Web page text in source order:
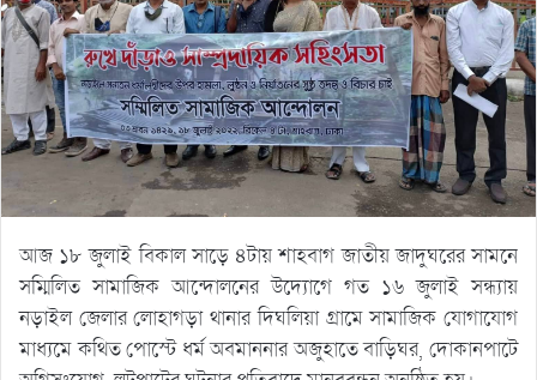
আজ ১৮ জুলাই বিকাল সাড়ে ৪টায় শাহবাগ জাতীয় জাদুঘরের সামনে
সম্মিলিত সামাজিক আন্দোলনের উদ্যোগে গত ১৬ জুলাই সন্ধ্যায়
নড়াইল জেলার লোহাগড়া থানার দিঘলিয়া গ্রামে সামাজিক যোগাযোগ
মাধ্যমে কথিত পোস্টে ধর্ম অবমাননার অজুহাতে বাড়িঘর, দোকানপাটে